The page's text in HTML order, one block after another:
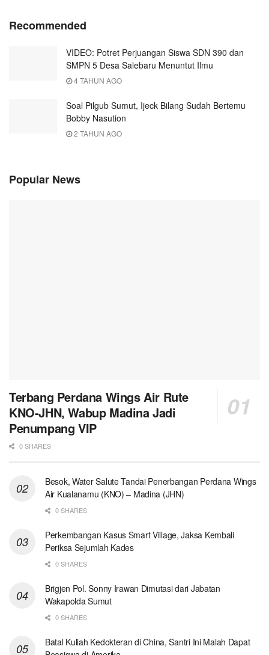
Recommended
VIDEO: Potret Perjuangan Siswa SDN 390 dan
SMPN 5 Desa Salebaru Menuntut Ilmu
4 TAHUN AGO
Soal Pilgub Sumut, Ijeck Bilang Sudah Bertemu
Bobby Nasution
2 TAHUN AGO
Popular News
Terbang Perdana Wings Air Rute
KNO-JHN, Wabup Madina Jadi
Penumpang VIP
0 SHARES
Besok, Water Salute Tandai Penerbangan Perdana Wings
Air Kualanamu (KNO) – Madina (JHN)
0 SHARES
Perkembangan Kasus Smart Village, Jaksa Kembali
Periksa Sejumlah Kades
0 SHARES
Brigjen Pol. Sonny Irawan Dimutasi dari Jabatan
Wakapolda Sumut
0 SHARES
Batal Kuliah Kedokteran di China, Santri Ini Malah Dapat